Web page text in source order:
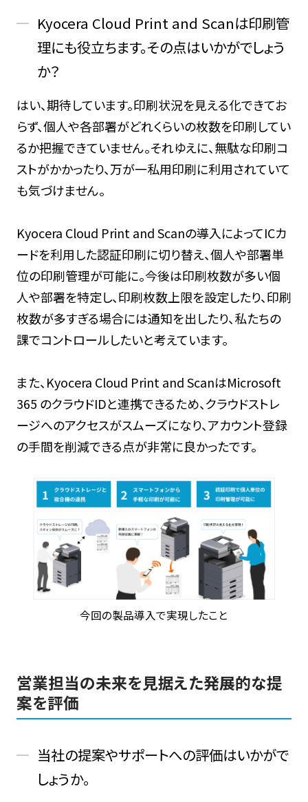
Kyocera Cloud Print and Scanは印刷管
理にも役立ちます。その点はいかがでしょう
か？
はい、期待しています。印刷状況を見える化できてお
らず、個人や各部署がどれくらいの枚数を印刷してい
るか把握できていません。それゆえに、無駄な印刷コ
ストがかかったり、万が一私用印刷に利用されていて
も気づけません。
Kyocera Cloud Print and Scanの導入によってICカ
ードを利用した認証印刷に切り替え、個人や部署単
位の印刷管理が可能に。今後は印刷枚数が多い個
人や部署を特定し、印刷枚数上限を設定したり、印刷
枚数が多すぎる場合には通知を出したり、私たちの
課でコントロールしたいと考えています。
また、Kyocera Cloud Print and ScanはMicrosoft
365 のクラウドIDと連携できるため、クラウドストレ
ージへのアクセスがスムーズになり、アカウント登録
の手間を削減できる点が非常に良かったです。
今回の製品導入で実現したこと
営業担当の未来を見据えた発展的な提
案を評価
当社の提案やサポートへの評価はいかがで
しょうか。